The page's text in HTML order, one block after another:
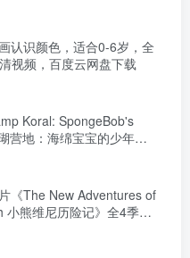
认识颜色，适合0-6岁，全
视频，百度云网盘下载
Koral: SpongeBob's
营地：海绵宝宝的少年时
，1080P高清视频带英文字
载！
《The New Adventures of
小熊维尼历险记》全4季共
视频，百度云网盘下载！